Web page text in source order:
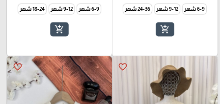
6-9 شهر 9-12 شهر 24-36 شهر
add_shopping_cart
6-9 شهر 9-12 شهر 18-24 شهر
add_shopping_cart
favorite_border
favorite_border